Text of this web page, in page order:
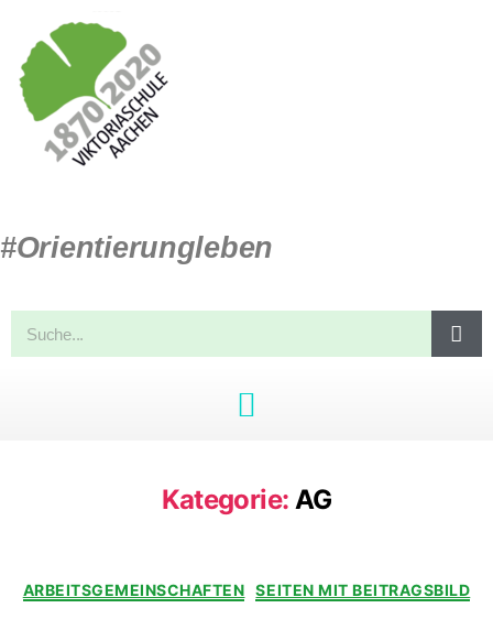
#Orientierungleben
Kategorie: AG
ARBEITSGEMEINSCHAFTEN SEITEN MIT BEITRAGSBILD